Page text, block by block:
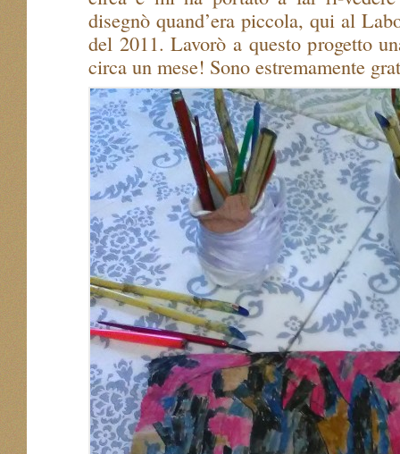
disegnò quand’era piccola, qui al
del 2011. Lavorò a questo progetto
circa un mese! Sono estremamente